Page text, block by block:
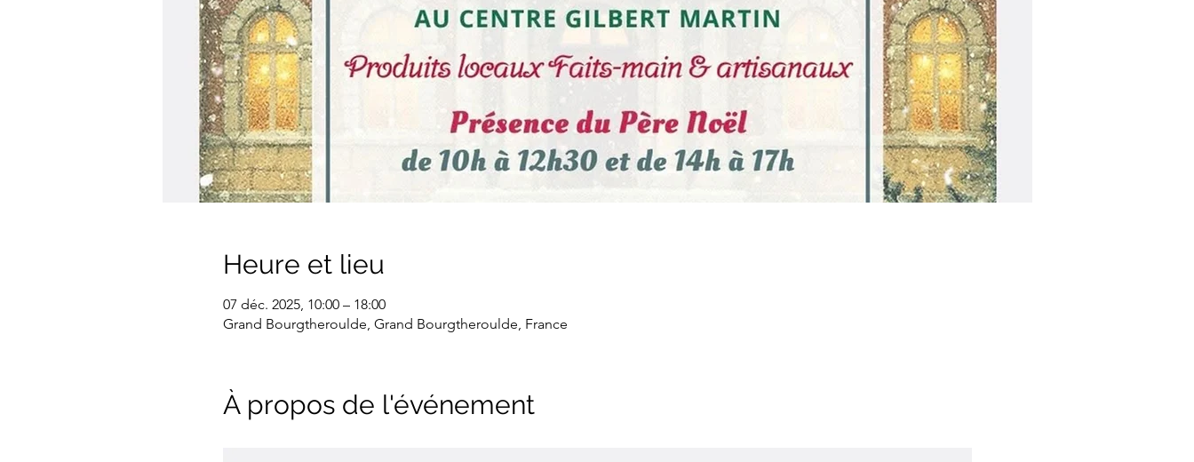
Heure et lieu
07 déc. 2025, 10:00 – 18:00
Grand Bourgtheroulde, Grand Bourgtheroulde, France
À propos de l'événement